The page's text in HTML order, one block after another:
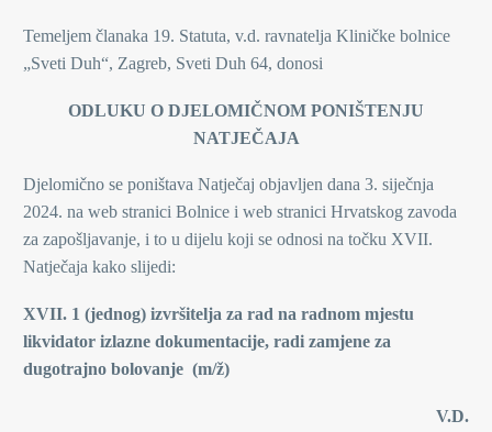
Temeljem članaka 19. Statuta, v.d. ravnatelja Kliničke bolnice
„Sveti Duh“, Zagreb, Sveti Duh 64, donosi
ODLUKU O DJELOMIČNOM PONIŠTENJU
NATJEČAJA
Djelomično se poništava Natječaj objavljen dana 3. siječnja
2024. na web stranici Bolnice i web stranici Hrvatskog zavoda
za zapošljavanje, i to u dijelu koji se odnosi na točku XVII.
Natječaja kako slijedi:
XVII. 1 (jednog) izvršitelja za rad na radnom mjestu
likvidator izlazne dokumentacije, radi zamjene za
dugotrajno bolovanje (m/ž)
V.D.